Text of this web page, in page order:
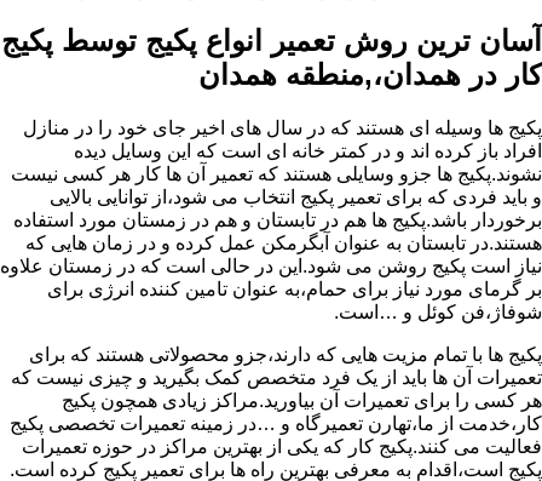
آسان ترین روش تعمیر انواع پکیج توسط پکیج
کار در همدان،,منطقه همدان
پکیج ها وسیله ای هستند که در سال های اخیر جای خود را در منازل
افراد باز کرده اند و در کمتر خانه ای است که این وسایل دیده
نشوند.پکیج ها جزو وسایلی هستند که تعمیر آن ها کار هر کسی نیست
و باید فردی که برای تعمیر پکیج انتخاب می شود،از توانایی بالایی
برخوردار باشد.پکیج ها هم در تابستان و هم در زمستان مورد استفاده
هستند.در تابستان به عنوان آبگرمکن عمل کرده و در زمان هایی که
نیاز است پکیج روشن می شود.این در حالی است که در زمستان علاوه
بر گرمای مورد نیاز برای حمام،به عنوان تامین کننده انرژی برای
شوفاژ،فن کوئل و …است.
پکیج ها با تمام مزیت هایی که دارند،جزو محصولاتی هستند که برای
تعمیرات آن ها باید از یک فرد متخصص کمک بگیرید و چیزی نیست که
هر کسی را برای تعمیرات آن بیاورید.مراکز زیادی همچون پکیج
کار،خدمت از ما،تهارن تعمیرگاه و …در زمینه تعمیرات تخصصی پکیج
فعالیت می کنند.پکیج کار که یکی از بهترین مراکز در حوزه تعمیرات
پکیج است،اقدام به معرفی بهترین راه ها برای تعمیر پکیج کرده است.